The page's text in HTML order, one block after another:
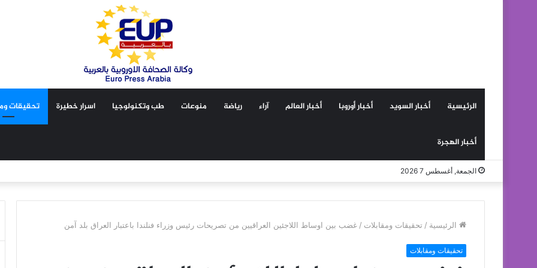
الرئيسية أخبار السويد أخبار أوروبا أخبار العالم آراء رياضة منوعات طب وتكنولوجيا اسرار خطيرة تحقيقات
أخبار الهجرة
الجمعة, أغسطس 7 2026
الرئيسية / تحقيقات ومقابلات / غضب بين اوساط اللاجئين العراقيين من تصريحات رئيس وزراء فنلندا باعتبار العراق بلد آمن
تحقيقات ومقابلات